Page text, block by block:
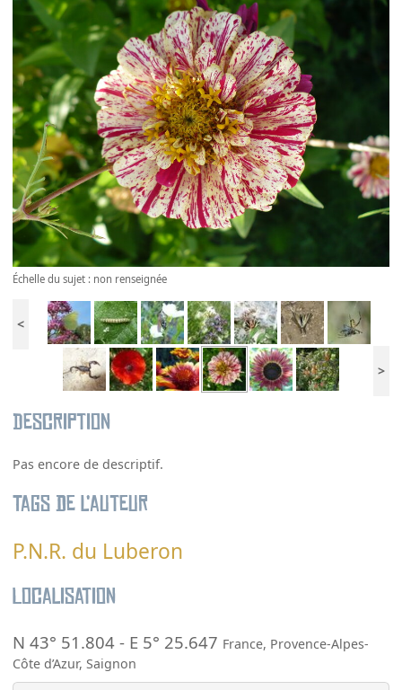
Échelle du sujet : non renseignée
<
>
Description
Pas encore de descriptif.
Tags de l’auteur
P.N.R. du Luberon
Localisation
N 43° 51.804 - E 5° 25.647 France, Provence-Alpes-
Côte d’Azur,Saignon